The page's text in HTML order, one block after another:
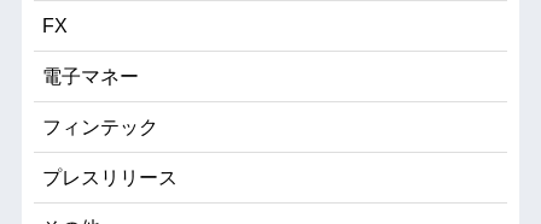
FX
電子マネー
フィンテック
プレスリリース